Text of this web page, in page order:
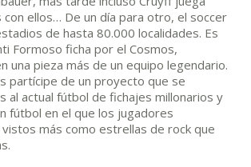
ellos… De un día para otro, el soccer
de hasta 80.000 localidades. Es
Formoso ficha por el Cosmos,
una pieza más de un equipo legendario.
partícipe de un proyecto que se
al actual fútbol de fichajes millonarios y
fútbol en el que los jugadores
más como estrellas de rock que